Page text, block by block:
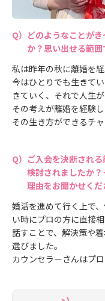
どのようなことが
か？思い出せる範囲
私は昨年の秋に離婚を経
今はひとりでも生きて
きていく、それで人生
その考えが離婚を経験
その生き方ができるチ
ご入会を決断され
検討されましたか
理由をお聞かせくだ
婚活を進めて行く上で
い時にプロの方に直接
話すことで、解決策や
選びました。
カウンセラーさんはプ